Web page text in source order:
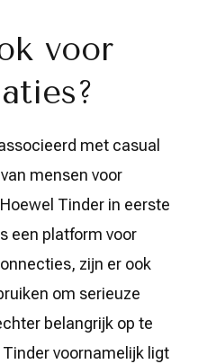
voor
met casual
mensen voor
Tinder in eerste
een platform voor
zijn er ook
om serieuze
belangrijk op te
voornamelijk ligt